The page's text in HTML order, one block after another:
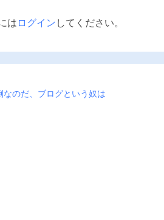
はログイン してください。
のだ、ブログという奴は